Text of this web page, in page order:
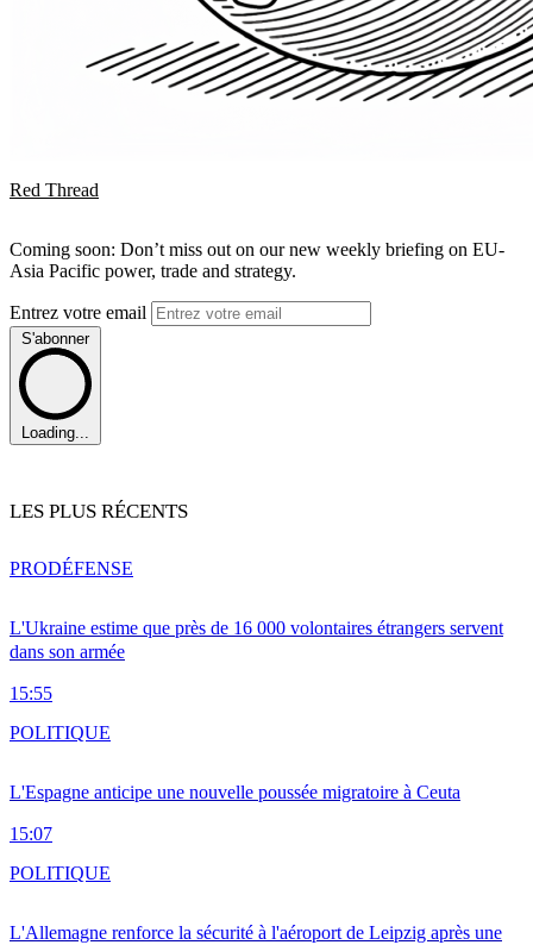
Red Thread
Coming soon: Don’t miss out on our new weekly briefing on EU-
Asia Pacific power, trade and strategy.
Entrez votre email
S'abonner
Loading...
LES PLUS RÉCENTS
L'Ukraine estime que près de 16 000 volontaires étrangers servent
dans son armée
15:55
PRODÉFENSE
L'Espagne anticipe une nouvelle poussée migratoire à Ceuta
15:07
POLITIQUE
L'Allemagne renforce la sécurité à l'aéroport de Leipzig après une
POLITIQUE